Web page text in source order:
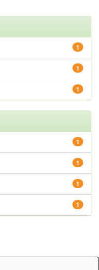
1
1
1
1
1
1
1